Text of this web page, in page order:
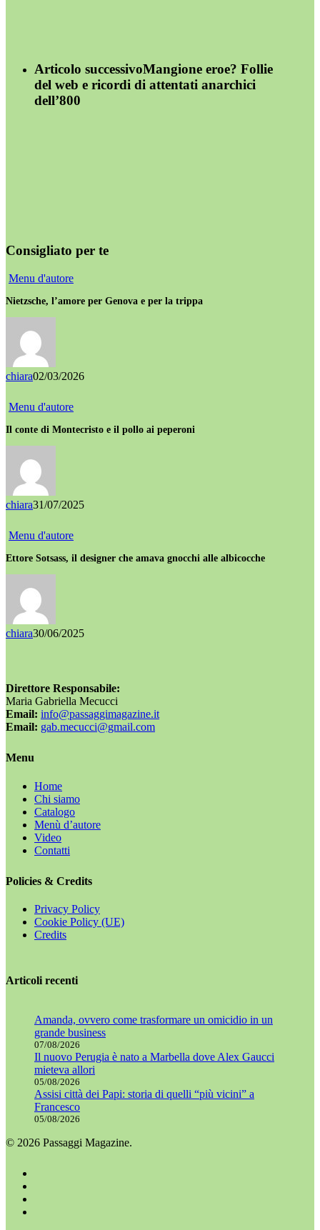
Articolo successivoMangione eroe? Follie
del web e ricordi di attentati anarchici
dell’800
Consigliato per te
Menu d'autore
Nietzsche, l’amore per Genova e per la trippa
chiara02/03/2026
Menu d'autore
Il conte di Montecristo e il pollo ai peperoni
chiara31/07/2025
Menu d'autore
Ettore Sotsass, il designer che amava gnocchi alle albicocche
chiara30/06/2025
Direttore Responsabile:
Maria Gabriella Mecucci
Email: info@passaggimagazine.it
Email: gab.mecucci@gmail.com
Menu
Home
Chi siamo
Catalogo
Menù d’autore
Video
Contatti
Policies & Credits
Privacy Policy
Cookie Policy (UE)
Credits
Articoli recenti
Amanda, ovvero come trasformare un omicidio in un
grande business
07/08/2026
Il nuovo Perugia è nato a Marbella dove Alex Gaucci
mieteva allori
05/08/2026
Assisi città dei Papi: storia di quelli “più vicini” a
Francesco
05/08/2026
© 2026 Passaggi Magazine.